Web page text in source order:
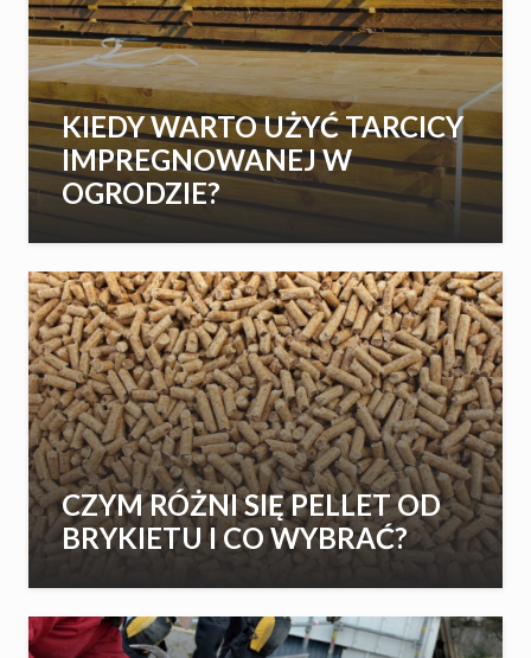
KIEDY WARTO UŻYĆ TARCICY
IMPREGNOWANEJ W
OGRODZIE?
CZYM RÓŻNI SIĘ PELLET OD
BRYKIETU I CO WYBRAĆ?